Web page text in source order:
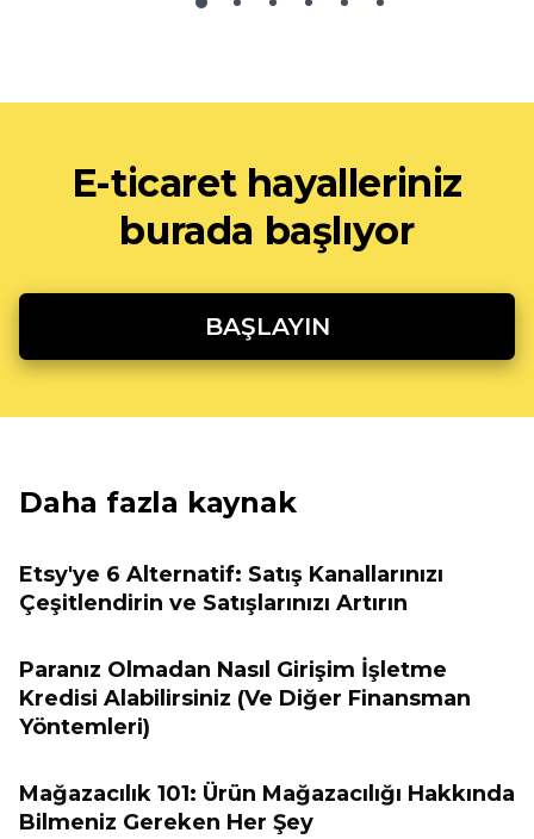
E-ticaret hayalleriniz
burada başlıyor
BAŞLAYIN
Daha fazla kaynak
Etsy'ye 6 Alternatif: Satış Kanallarınızı
Çeşitlendirin ve Satışlarınızı Artırın
Paranız Olmadan Nasıl Girişim İşletme
Kredisi Alabilirsiniz (Ve Diğer Finansman
Yöntemleri)
Mağazacılık 101: Ürün Mağazacılığı Hakkında
Bilmeniz Gereken Her Şey